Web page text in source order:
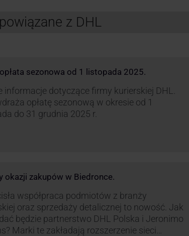
z DHL
sezonowa od 1 listopada 2025.
informacje dotyczące firmy kurierskiej DHL.
opłatę sezonową w okresie od 1
do 31 grudnia 2025 r.
okazji zakupów w Biedronce.
współpraca podmiotów z branży
oraz sprzedaży detalicznej to nowość. Jak
będzie partnerstwo DHL Polska i Jeronimo
Marki te zakładają rozszerzenie sieci